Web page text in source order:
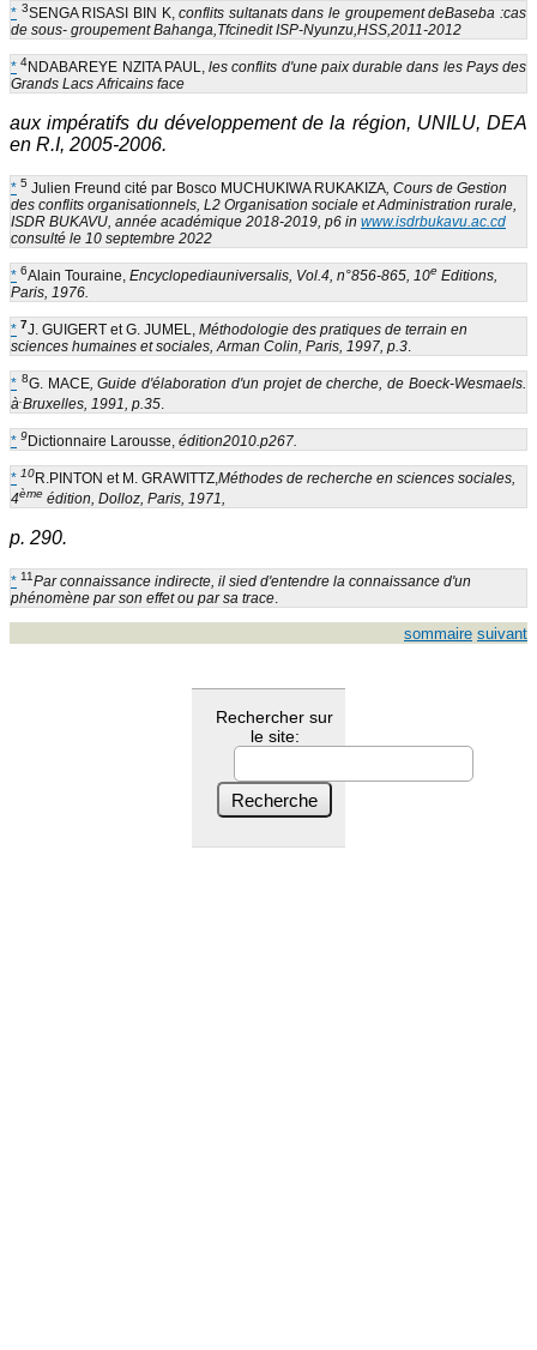
* 3SENGA RISASI BIN K,conflits sultanats dans le groupement deBaseba :cas
de sous- groupement Bahanga,Tfcinedit ISP-Nyunzu,HSS,2011-2012
* 4NDABAREYE NZITA PAUL, les conflits d'une paix durable dans les Pays des
Grands Lacs Africains face
aux impératifs du développement de la région, UNILU, DEA
en R.I, 2005-2006.
* 5 Julien Freund cité par Bosco MUCHUKIWA RUKAKIZA, Cours de Gestion
des conflits organisationnels, L2 Organisation sociale et Administration rurale,
ISDR BUKAVU, année académique 2018-2019, p6 in www.isdrbukavu.ac.cd
consulté le 10 septembre 2022
* 6Alain Touraine, Encyclopediauniversalis, Vol.4, n°856-865, 10e Editions,
Paris, 1976.
* 7J. GUIGERT et G. JUMEL, Méthodologie des pratiques de terrain en
sciences humaines et sociales, Arman Colin, Paris, 1997, p.3.
* 8G. MACE, Guide d'élaboration d'un projet de cherche, de Boeck-Wesmaels.
à.Bruxelles, 1991, p.35.
* 9Dictionnaire Larousse, édition2010.p267.
* 10R.PINTON et M. GRAWITTZ,Méthodes de recherche en sciences sociales,
4ème édition, Dolloz, Paris, 1971,
p. 290.
* 11Par connaissance indirecte, il sied d'entendre la connaissance d'un
phénomène par son effet ou par sa trace.
sommaire suivant
Rechercher sur
le site: